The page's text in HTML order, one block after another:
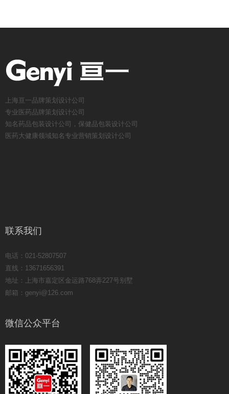
上海亘一品牌策划设计公司
专业医药品牌策划设计公司
知名药品包装设计公司，保健品包装设计公司
医药大健康领域知名专业营销策划设计公司
联系我们
电话：021-52807507
直线：13671656391
地址：上海市嘉定区金运路768弄227号别墅
邮箱：genyi@126.com
微信公众平台